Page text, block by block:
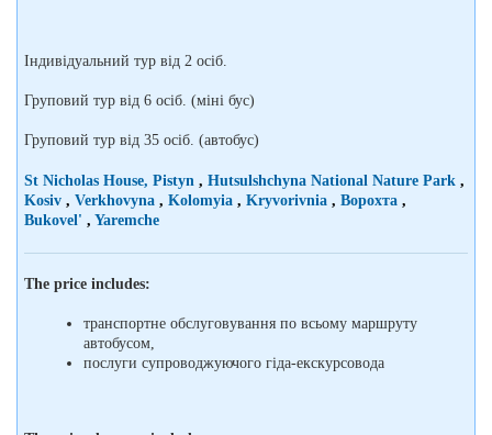
Індивідуальний тур від 2 осіб.
Груповий тур від 6 осіб. (міні бус)
Груповий тур від 35 осіб. (автобус)
St Nicholas House, Pistyn , Hutsulshchyna National Nature Park ,
Kosiv , Verkhovyna , Kolomyia , Kryvorivnia , Ворохта ,
Bukovel' , Yaremchе
The price includes:
транспортне обслуговування по всьому маршруту
автобусом,
послуги супроводжуючого гіда-екскурсовода